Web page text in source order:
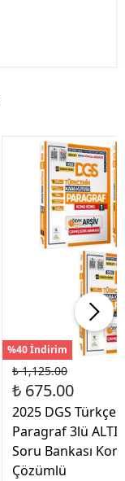
%40 İndirim
₺ 1,125.00
₺ 675.00
2025 DGS Türkçe
Paragraf 3lü ALTIN
Soru Bankası
Çözümlü